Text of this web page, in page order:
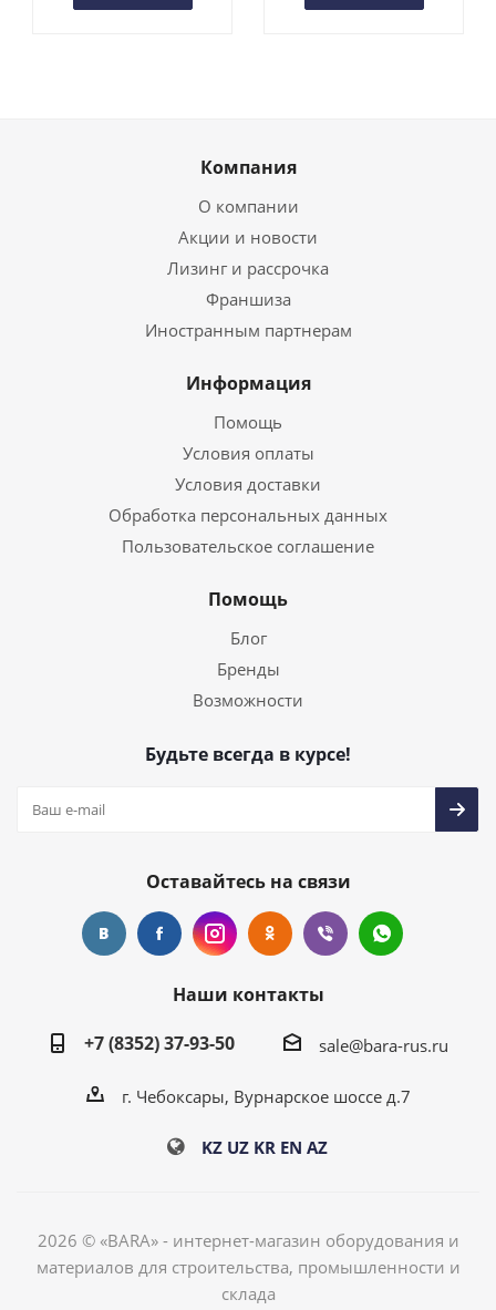
Компания
О компании
Акции и новости
Лизинг и рассрочка
Франшиза
Иностранным партнерам
Информация
Помощь
Условия оплаты
Условия доставки
Обработка персональных данных
Пользовательское соглашение
Помощь
Блог
Бренды
Возможности
Будьте всегда в курсе!
Оставайтесь на связи
Наши контакты
+7 (8352) 37-93-50
sale@bara-rus.ru
г. Чебоксары, Вурнарское шоссе д.7
KZ UZ KR EN AZ
2026 © «BARA» - интернет-магазин оборудования и
материалов для строительства, промышленности и
склада